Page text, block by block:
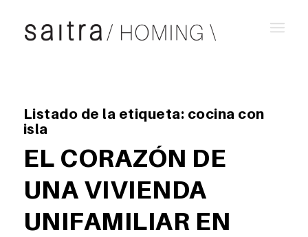
Listado de la etiqueta: cocina con
isla
EL CORAZÓN DE
UNA VIVIENDA
UNIFAMILIAR EN